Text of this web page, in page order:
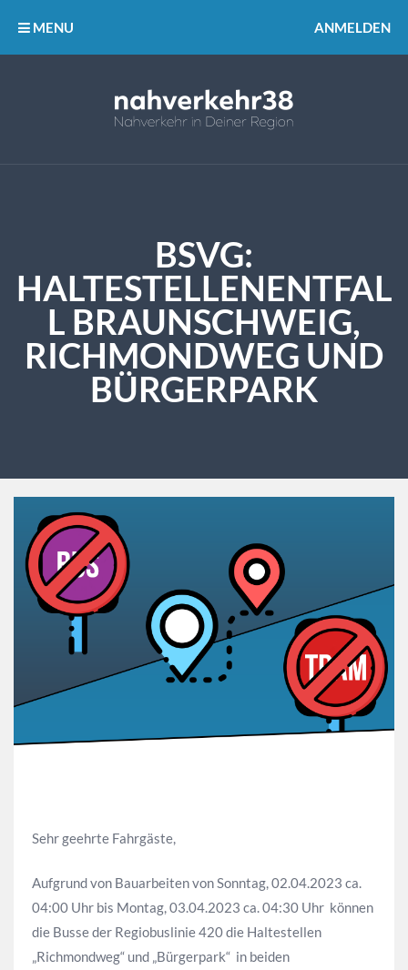
MENU ANMELDEN
BSVG:
HALTESTELLENENTFAL
L BRAUNSCHWEIG,
RICHMONDWEG UND
BÜRGERPARK
Sehr geehrte Fahrgäste,
Aufgrund von Bauarbeiten von Sonntag, 02.04.2023 ca.
04:00 Uhr bis Montag, 03.04.2023 ca. 04:30 Uhr können
die Busse der Regiobuslinie 420 die Haltestellen
„Richmondweg“ und „Bürgerpark“ in beiden